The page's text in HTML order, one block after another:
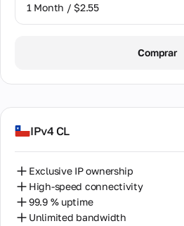
1 Month / $2.55
Comprar
IPv4 CL
Exclusive IP ownership
High-speed connectivity
99.9 % uptime
Unlimited bandwidth